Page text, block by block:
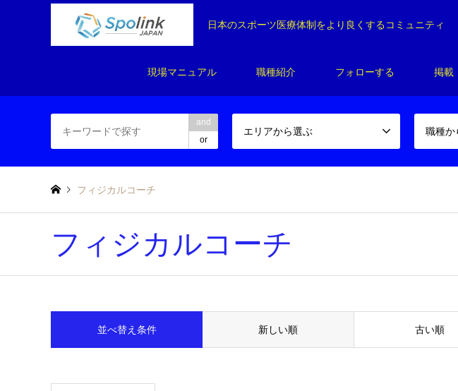
日本のスポーツ医療体制をより良くするコミュニティ
現場マニュアル 職種紹介 フォローする 掲載
and
or
エリアから選ぶ 職種か
フィジカルコーチ
フィジカルコーチ
並べ替え条件 新しい順 古い順